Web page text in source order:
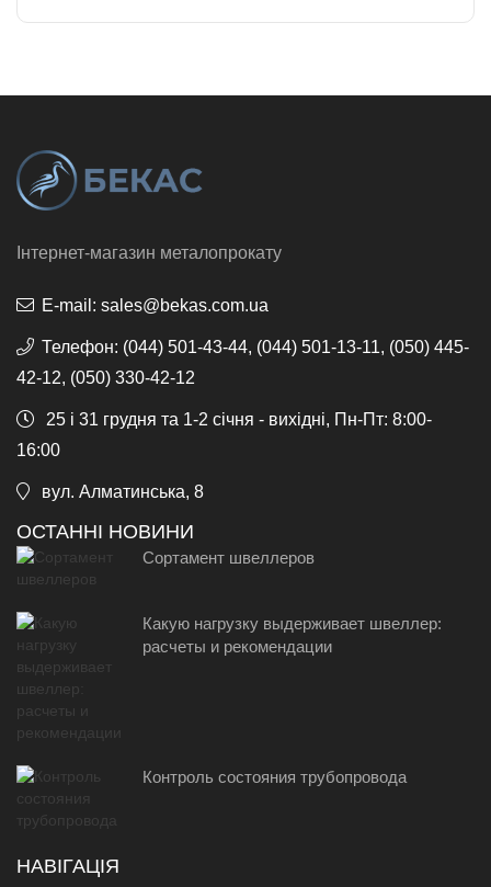
Інтернет-магазин металопрокату
E-mail: sales@bekas.com.ua
Телефон: (044) 501-43-44, (044) 501-13-11, (050) 445-
42-12, (050) 330-42-12
25 і 31 грудня та 1-2 січня - вихідні, Пн-Пт: 8:00-
16:00
вул. Алматинська, 8
ОСТАННІ НОВИНИ
Сортамент швеллеров
Какую нагрузку выдерживает швеллер:
расчеты и рекомендации
Контроль состояния трубопровода
НАВІГАЦІЯ